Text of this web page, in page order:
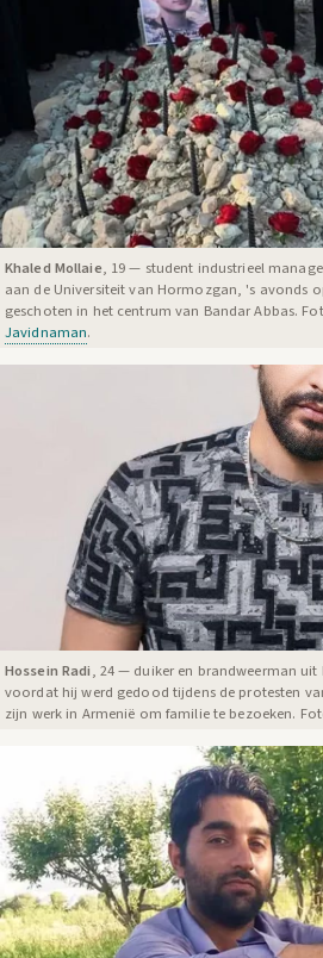
Khaled Mollaie, 19 — student industrieel
aan de Universiteit van Hormozgan, 's avonds
geschoten in het centrum van Bandar Abbas.
Javidnaman.
Hossein Radi, 24 — duiker en brandweerman
voordat hij werd gedood tijdens de protesten
zijn werk in Armenië om familie te bezoeken.